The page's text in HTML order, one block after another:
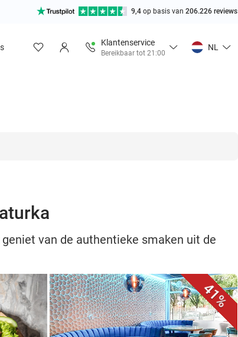
9,4 op basis van 206.226 reviews
Klantenservice
Bereikbaar tot 21:00
NL
van de authentieke smaken uit de
41%